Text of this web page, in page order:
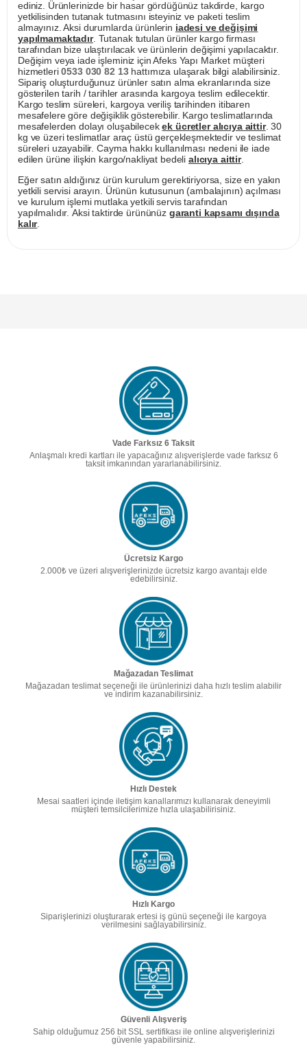
ediniz. Ürünlerinizde bir hasar gördüğünüz takdirde, kargo
yetkilisinden tutanak tutmasını isteyiniz ve paketi teslim
almayınız. Aksi durumlarda ürünlerin iadesi ve değişimi
yapılmamaktadır. Tutanak tutulan ürünler kargo firması
tarafından bize ulaştırılacak ve ürünlerin değişimi yapılacaktır.
Değişim veya iade işleminiz için Afeks Yapı Market müşteri
hizmetleri0533 030 82 13hattımıza ulaşarak bilgi alabilirsiniz.
Sipariş oluşturduğunuz ürünler satın alma ekranlarında size
gösterilen tarih / tarihler arasında kargoya teslim edilecektir.
Kargo teslim süreleri, kargoya veriliş tarihinden itibaren
mesafelere göre değişiklik gösterebilir. Kargo teslimatlarında
mesafelerden dolayı oluşabilecekek ücretler alıcıya aittir. 30
kg ve üzeri teslimatlar araç üstü gerçekleşmektedir ve teslimat
süreleri uzayabilir. Cayma hakkı kullanılması nedeni ile iade
edilen ürüne ilişkin kargo/nakliyat bedeli alıcıya aittir.
Eğer satın aldığınız ürün kurulum gerektiriyorsa, size en yakın
yetkili servisi arayın. Ürünün kutusunun (ambalajının) açılması
ve kurulum işlemi mutlaka yetkili servis tarafından
yapılmalıdır. Aksi taktirde ürününüz garanti kapsamı dışında
kalır.
Vade Farksız 6 Taksit
Anlaşmalı kredi kartları ile yapacağınız alışverişlerde vade farksız 6
taksit imkanından yararlanabilirsiniz.
Ücretsiz Kargo
2.000₺ ve üzeri alışverişlerinizde ücretsiz kargo avantajı elde
edebilirsiniz.
Mağazadan Teslimat
Mağazadan teslimat seçeneği ile ürünlerinizi daha hızlı teslim alabilir
ve indirim kazanabilirsiniz.
Hızlı Destek
Mesai saatleri içinde iletişim kanallarımızı kullanarak deneyimli
müşteri temsilcilerimize hızla ulaşabilirisiniz.
Hızlı Kargo
Siparişlerinizi oluşturarak ertesi iş günü seçeneği ile kargoya
verilmesini sağlayabilirsiniz.
Güvenli Alışveriş
Sahip olduğumuz 256 bit SSL sertifikası ile online alışverişlerinizi
güvenle yapabilirsiniz.